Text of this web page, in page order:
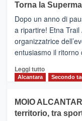
BROOKS
dell’Etna,
presentata
l’edizione
2026
Torna la
Dopo un anno di
a ripartire! Etna
organizzatrice
entusiasmo il ritorno
Leggi tuttoLeggi
Torna
la
Alcantara Secondo
MOIO
territorio, tra